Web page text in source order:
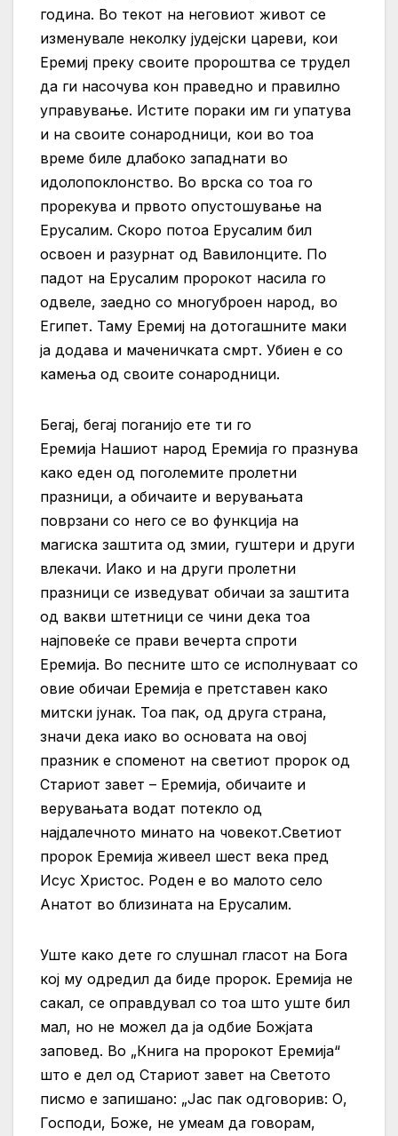
година. Во текот на неговиот живот се
изменувале неколку јудејски цареви, кои
Еремиј преку своите пророштва се трудел
да ги насочува кон праведно и правилно
управување. Истите пораки им ги упатува
и на своите сонародници, кои во тоа
време биле длабоко западнати во
идолопоклонство. Во врска со тоа го
прорекува и првото опустошување на
Ерусалим. Скоро потоа Ерусалим бил
освоен и разурнат од Вавилонците. По
падот на Ерусалим пророкот насила го
одвеле, заедно со многуброен народ, во
Египет. Таму Еремиј на дотогашните маки
ја додава и маченичката смрт. Убиен е со
камења од своите сонародници.
Бегај, бегај поганијо ете ти го
Еремија Нашиот народ Еремија го празнува
како еден од поголемите пролетни
празници, а обичаите и верувањата
поврзани со него се во функција на
магиска заштита од змии, гуштери и други
влекачи. Иако и на други пролетни
празници се изведуват обичаи за заштита
од вакви штетници се чини дека тоа
најповеќе се прави вечерта спроти
Еремија. Во песните што се исполнуваат со
овие обичаи Еремија е претставен како
митски јунак. Тоа пак, од друга страна,
значи дека иако во основата на овој
празник е споменот на светиот пророк од
Стариот завет – Еремија, обичаите и
верувањата водат потекло од
најдалечното минато на човекот.Светиот
пророк Еремија живеел шест века пред
Исус Христос. Роден е во малото село
Анатот во близината на Ерусалим.
Уште како дете го слушнал гласот на Бога
кој му одредил да биде пророк. Еремија не
сакал, се оправдувал со тоа што уште бил
мал, но не можел да ја одбие Божјата
заповед. Во „Книга на пророкот Еремија“
што е дел од Стариот завет на Светото
писмо е запишано: „Јас пак одговорив: О,
Господи, Боже, не умеам да говорам,